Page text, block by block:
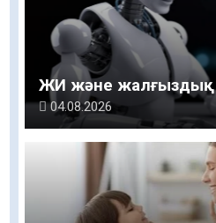
ЖИ және жалғыздық
04.08.2026